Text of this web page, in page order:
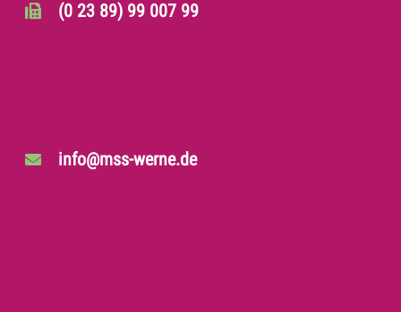
(0 23 89) 99 007 99
info@mss-werne.de